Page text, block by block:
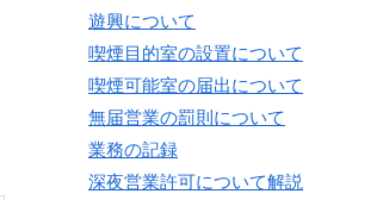
遊興について
喫煙目的室の設置について
喫煙可能室の届出について
無届営業の罰則について
業務の記録
深夜営業許可について解説